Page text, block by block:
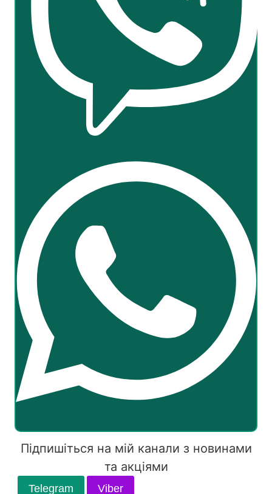
Підпишіться на мій канали з новинами
та акціями
Telegram Viber